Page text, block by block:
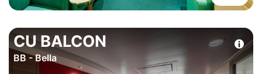
CU BALCON
BB - Bella